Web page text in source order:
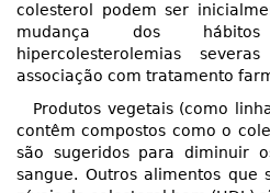
colesterol podem ser
mudança dos
hipercolesterolemias
associação com tratamento
Produtos vegetais (como
contêm compostos como o
são sugeridos para diminuir
sangue. Outros alimentos que